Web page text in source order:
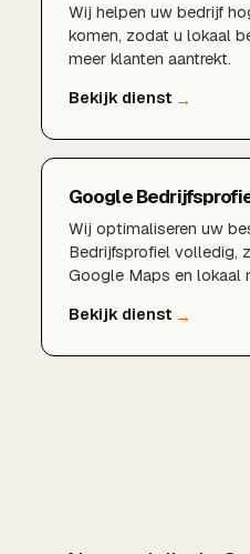
Wij helpen uw bedrijf
komen, zodat u lokaal
meer klanten aantrekt.
Google
Wij optimaliseren uw
Bedrijfsprofiel volledig,
Google Maps en lokaal